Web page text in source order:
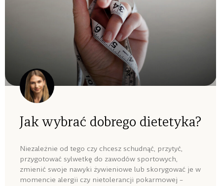
Jak wybrać dobrego dietetyka?
Niezależnie od tego czy chcesz schudnąć, przytyć,
przygotować sylwetkę do zawodów sportowych,
zmienić swoje nawyki żywieniowe lub skorygować je w
momencie alergii czy nietolerancji pokarmowej –